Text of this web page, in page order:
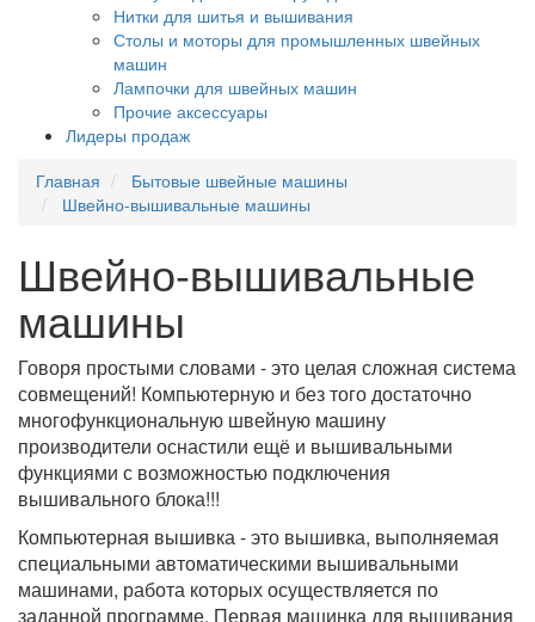
Нитки для шитья и вышивания
Столы и моторы для промышленных швейных
машин
Лампочки для швейных машин
Прочие аксессуары
Лидеры продаж
Главная
Бытовые швейные машины
Швейно-вышивальные машины
Швейно-вышивальные
машины
Говоря простыми словами - это целая сложная система
совмещений! Компьютерную и без того достаточно
многофункциональную швейную машину
производители оснастили ещё и вышивальными
функциями с возможностью подключения
вышивального блока!!!
Компьютерная вышивка - это вышивка, выполняемая
специальными автоматическими вышивальными
машинами, работа которых осуществляется по
заданной программе. Первая машинка для вышивания